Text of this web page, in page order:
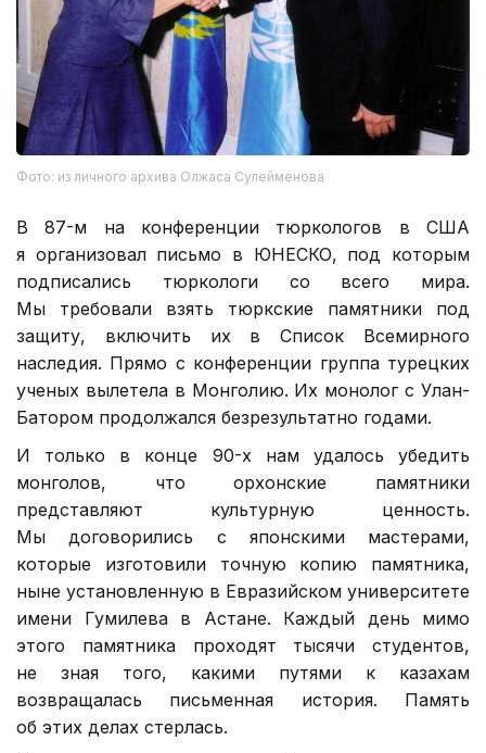
Фото: из личного архива Олжаса Сулейменова
В 87-м на конференции тюркологов в США
я организовал письмо в ЮНЕСКО, под которым
подписались тюркологи со всего мира.
Мы требовали взять тюркские памятники под
защиту, включить их в Список Всемирного
наследия. Прямо с конференции группа турецких
ученых вылетела в Монголию. Их монолог с Улан-
Батором продолжался безрезультатно годами.
И только в конце 90-х нам удалось убедить
монголов, что орхонские памятники
представляют культурную ценность.
Мы договорились с японскими мастерами,
которые изготовили точную копию памятника,
ныне установленную в Евразийском университете
имени Гумилева в Астане. Каждый день мимо
этого памятника проходят тысячи студентов,
не зная того, какими путями к казахам
возвращалась письменная история. Память
об этих делах стерлась.